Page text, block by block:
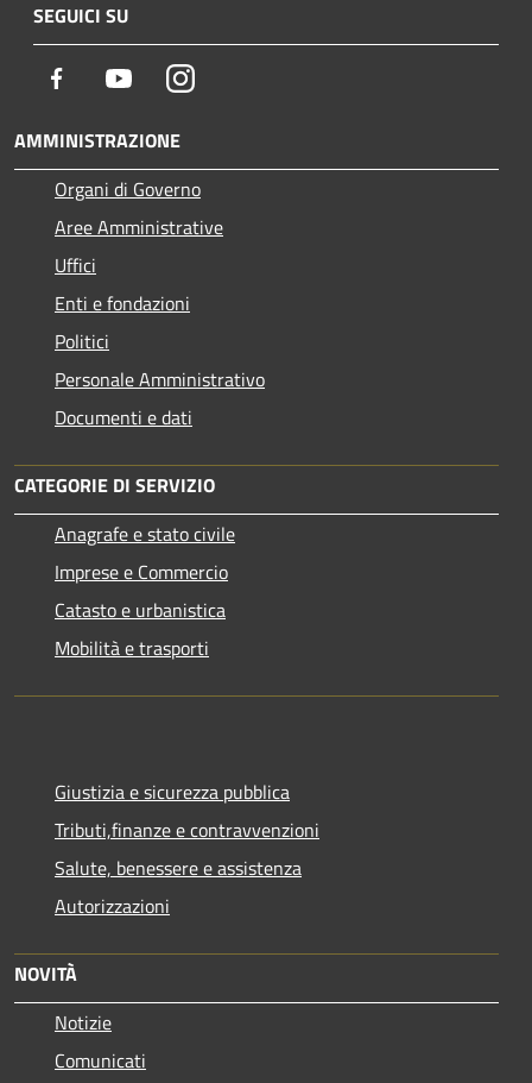
SEGUICI SU
Facebook YoutubeInstagram
AMMINISTRAZIONE
Organi di Governo
Aree Amministrative
Uffici
Enti e fondazioni
Politici
Personale Amministrativo
Documenti e dati
CATEGORIE DI SERVIZIO
Anagrafe e stato civile
Imprese e Commercio
Catasto e urbanistica
Mobilità e trasporti
Giustizia e sicurezza pubblica
Tributi,finanze e contravvenzioni
Salute, benessere e assistenza
Autorizzazioni
NOVITÀ
Notizie
Comunicati